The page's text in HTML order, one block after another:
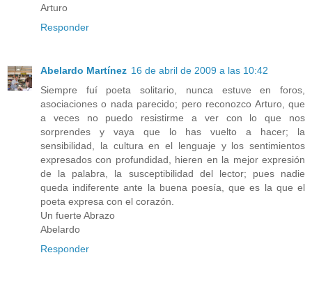
Arturo
Responder
Abelardo Martínez 16 de abril de 2009 a las 10:42
Siempre fuí poeta solitario, nunca estuve en foros,
asociaciones o nada parecido; pero reconozco Arturo, que
a veces no puedo resistirme a ver con lo que nos
sorprendes y vaya que lo has vuelto a hacer; la
sensibilidad, la cultura en el lenguaje y los sentimientos
expresados con profundidad, hieren en la mejor expresión
de la palabra, la susceptibilidad del lector; pues nadie
queda indiferente ante la buena poesía, que es la que el
poeta expresa con el corazón.
Un fuerte Abrazo
Abelardo
Responder